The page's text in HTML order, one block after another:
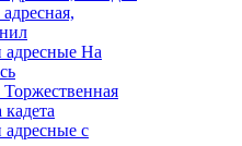
На
кадета
с